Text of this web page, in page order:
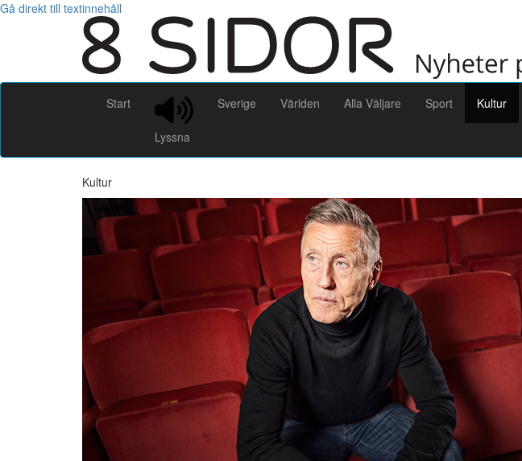
Gå direkt till textinnehåll
Start
Lyssna
Sverige Världen Alla Väljare Sport Kultur
Kultur